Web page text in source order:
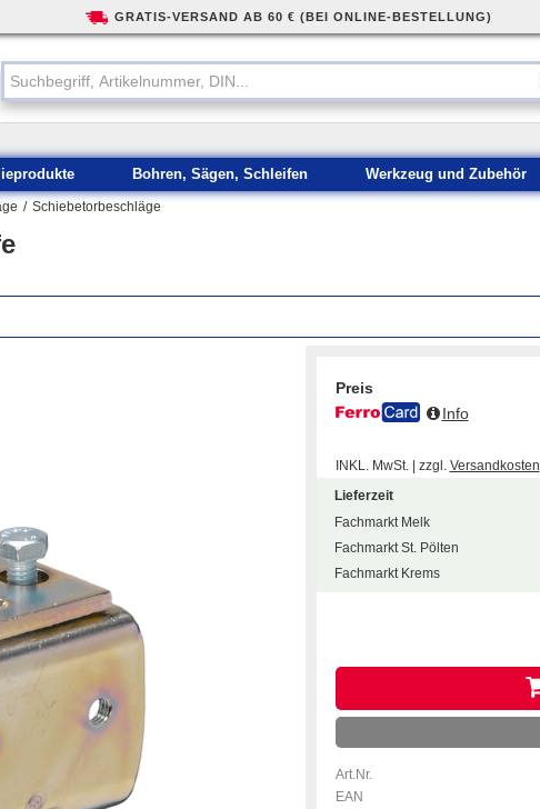
GRATIS-VERSAND AB 60 € (BEI ONLINE-BESTELLUNG)
Bohren, Sägen, Schleifen Werkzeug und Zubehör
/ Schiebetorbeschläge
Preis
Info
INKL. MwSt. | zzgl. Versandkosten
Lieferzeit
Fachmarkt Melk
Fachmarkt St. Pölten
Fachmarkt Krems
Art.Nr.
EAN